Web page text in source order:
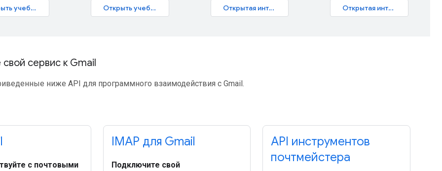
Открыть учебник Открыть учебник Открытая интерактивная лаборатория Открытая интерактивная лаборатория
свой сервис к Gmail
ниже API для программного взаимодействия с Gmail.
с почтовыми
IMAP для Gmail
Подключите свой
API инструментов
почтмейстера